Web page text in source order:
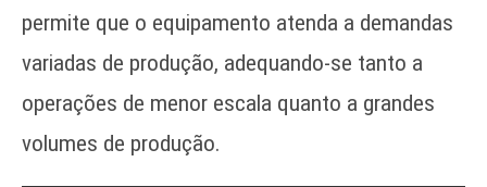
permite que o equipamento atenda a demandas
variadas de produção, adequando-se tanto a
operações de menor escala quanto a grandes
volumes de produção.